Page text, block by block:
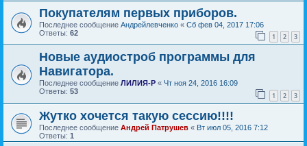
Покупателям первых приборов.
Последнее сообщение Андрейлевченко « Сб фев 04, 2017 17:06
Ответы: 62 1 2 3
Новые аудиостроб программы для
Навигатора.
Последнее сообщение ЛИЛИЯ-Р « Чт ноя 24, 2016 16:09
Ответы: 53 1 2 3
Жутко хочется такую сессию!!!!
Последнее сообщение Андрей Патрушев « Вт июл 05, 2016 7:12
Ответы: 1